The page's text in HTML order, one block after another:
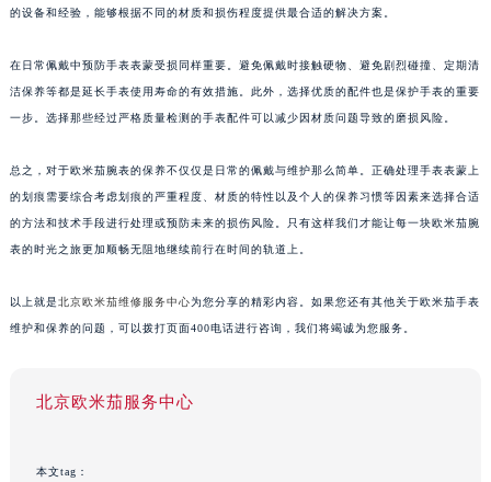
的设备和经验，能够根据不同的材质和损伤程度提供最合适的解决方案。
在日常佩戴中预防手表表蒙受损同样重要。避免佩戴时接触硬物、避免剧烈碰撞、定期清
洁保养等都是延长手表使用寿命的有效措施。此外，选择优质的配件也是保护手表的重要
一步。选择那些经过严格质量检测的手表配件可以减少因材质问题导致的磨损风险。
总之，对于欧米茄腕表的保养不仅仅是日常的佩戴与维护那么简单。正确处理手表表蒙上
的划痕需要综合考虑划痕的严重程度、材质的特性以及个人的保养习惯等因素来选择合适
的方法和技术手段进行处理或预防未来的损伤风险。只有这样我们才能让每一块欧米茄腕
表的时光之旅更加顺畅无阻地继续前行在时间的轨道上。
以上就是北京欧米茄维修服务中心为您分享的精彩内容。如果您还有其他关于欧米茄手表
维护和保养的问题，可以拨打页面400电话进行咨询，我们将竭诚为您服务。
北京欧米茄服务中心
本文tag：